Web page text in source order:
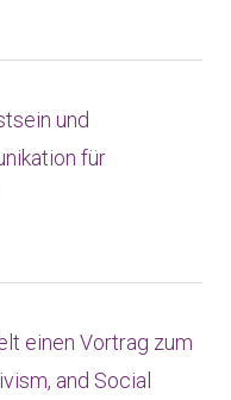
und
für
einen Vortrag zum
and Social